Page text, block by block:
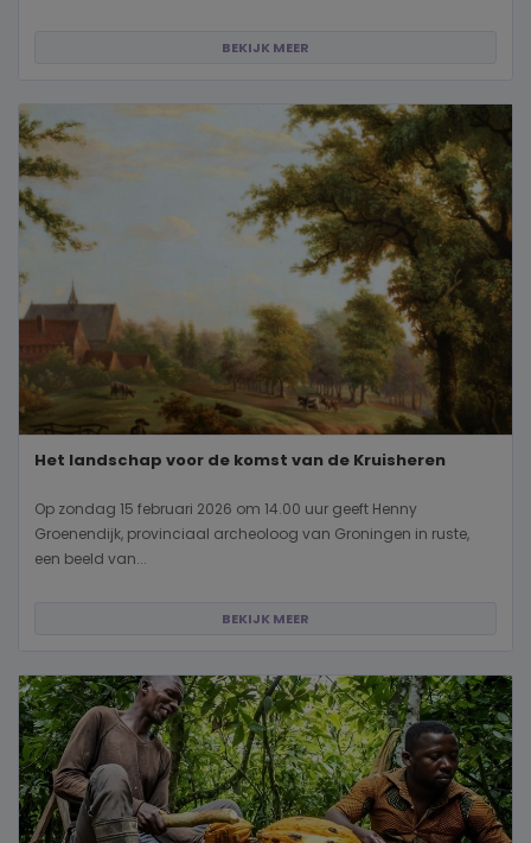
BEKIJK MEER
Het landschap voor de komst van de Kruisheren
Op zondag 15 februari 2026 om 14.00 uur geeft Henny
Groenendijk, provinciaal archeoloog van Groningen in ruste,
een beeld van...
BEKIJK MEER